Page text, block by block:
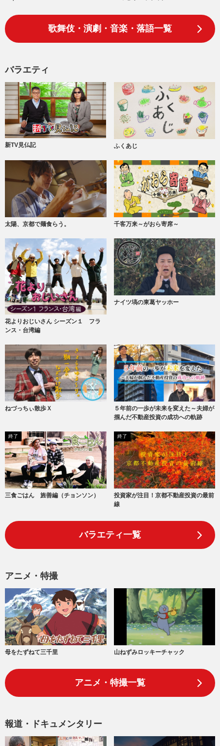
歌舞伎・演劇・音楽・落語一覧
バラエティ
新TV見仏記 ふくあじ
太陽、京都で麺食らう。 千客万来～がおら寄席～
花よりおじいさん シーズン１ フラ
ンス・台湾編
ナイツ塙の東葛ヤッホー
ねづっちぃ散歩Ｘ
５年前の一歩が未来を変えた～夫婦が
掴んだ不動産投資の成功への軌跡
終了
三食ごはん 旌善編（チョンソン）
終了
投資家が注目！京都不動産投資の最前
線
バラエティ一覧
アニメ・特撮
母をたずねて三千里 山ねずみロッキーチャック
アニメ・特撮一覧
報道・ドキュメンタリー